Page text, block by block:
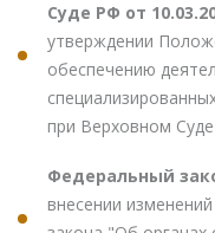
Суде РФ от
утверждении
обеспечению
при Верховном
Федеральный
внесении